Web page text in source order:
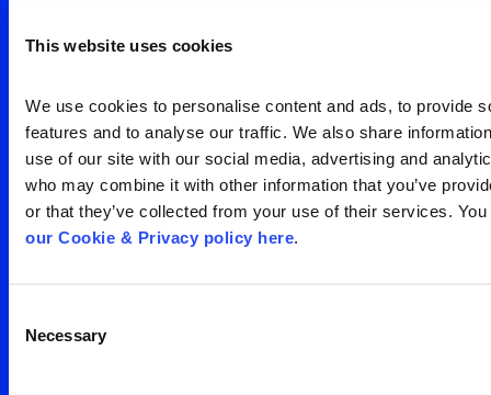
This website uses cookies
We use cookies to personalise content and ads, to provide
features and to analyse our traffic. We also share
use of our site with our social media, advertising and
who may combine it with other information that you’ve
or that they’ve collected from your use of their services.
our Cookie & Privacy policy here.
Selection
Necessary
visão clara da sua
audiência
Entre em contato